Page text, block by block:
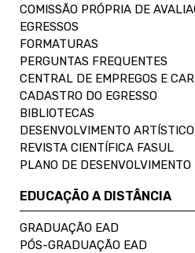
COMISSÃO PRÓPRIA DE
EGRESSOS
FORMATURAS
PERGUNTAS FREQUENTES
CENTRAL DE EMPREGOS E
CADASTRO DO EGRESSO
BIBLIOTECAS
DESENVOLVIMENTO
REVISTA CIENTÍFICA FASUL
PLANO DE
EDUCAÇÃO A DISTÂNCIA
GRADUAÇÃO EAD
PÓS-GRADUAÇÃO EAD